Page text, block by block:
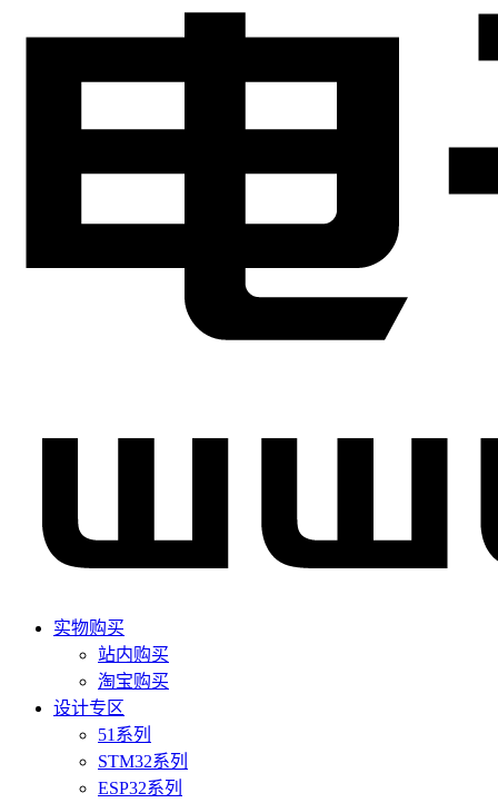
实物购买
站内购买
淘宝购买
设计专区
51系列
STM32系列
ESP32系列